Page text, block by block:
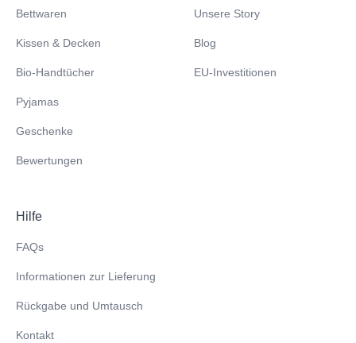
Bettwaren
Kissen & Decken
Bio-Handtücher
Pyjamas
Geschenke
Bewertungen
Unsere Story
Blog
EU-Investitionen
Hilfe
FAQs
Informationen zur Lieferung
Rückgabe und Umtausch
Kontakt